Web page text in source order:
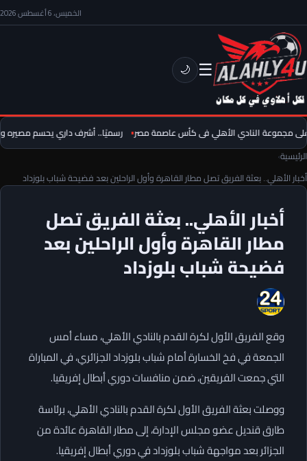
الخميس، 6 أغسطس 2026
☰
🌙
مجموعة النادي الأهلي فى كأس عاصمة مصر
رسميًا.. أشرف داري يحسم مصيره
الرئيسية›
أخبار الأهلي.. بعثة الفريق تصل مطار القاهرة وأول الراحلين بعد فضيحة شباب بلوزداد
أخبار الأهلي.. بعثة الفريق تصل
مطار القاهرة وأول الراحلين بعد
فضيحة شباب بلوزداد
وقع الفريق الأول لكرة القدم بالنادي الأهلي، مساء أمس
الجمعة في فخ الخسارة أمام شباب بلوزداد الجزائري، في المباراة
التي جمعت الفريقين، ضمن منافسات دوري أبطال إفريقيا.
ووصلت بعثة الفريق الأول لكرة القدم بالنادي الأهلي، برئاسة
طارق قنديل عضو مجلس الإدارة، إلى مطار القاهرة عائدة من
الجزائر بعد مواجهة شباب بلوزداد في دوري أبطال إفريقيا.